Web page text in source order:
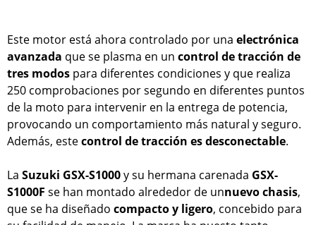
Este motor está ahora controlado por una electrónica
avanzada que se plasma en un control de tracción de
tres modos para diferentes condiciones y que realiza
250 comprobaciones por segundo en diferentes puntos
de la moto para intervenir en la entrega de potencia,
provocando un comportamiento más natural y seguro.
Además, estecontrol de tracción es desconectable.
La Suzuki GSX-S1000y su hermana carenada GSX-
S1000F se han montado alrededor de unnuevo chasis,
que se ha diseñado compacto y ligero, concebido para